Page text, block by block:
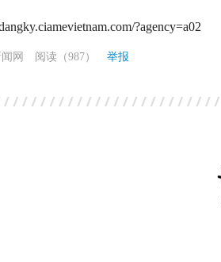
?agency=a02
网 阅读（987） 举报